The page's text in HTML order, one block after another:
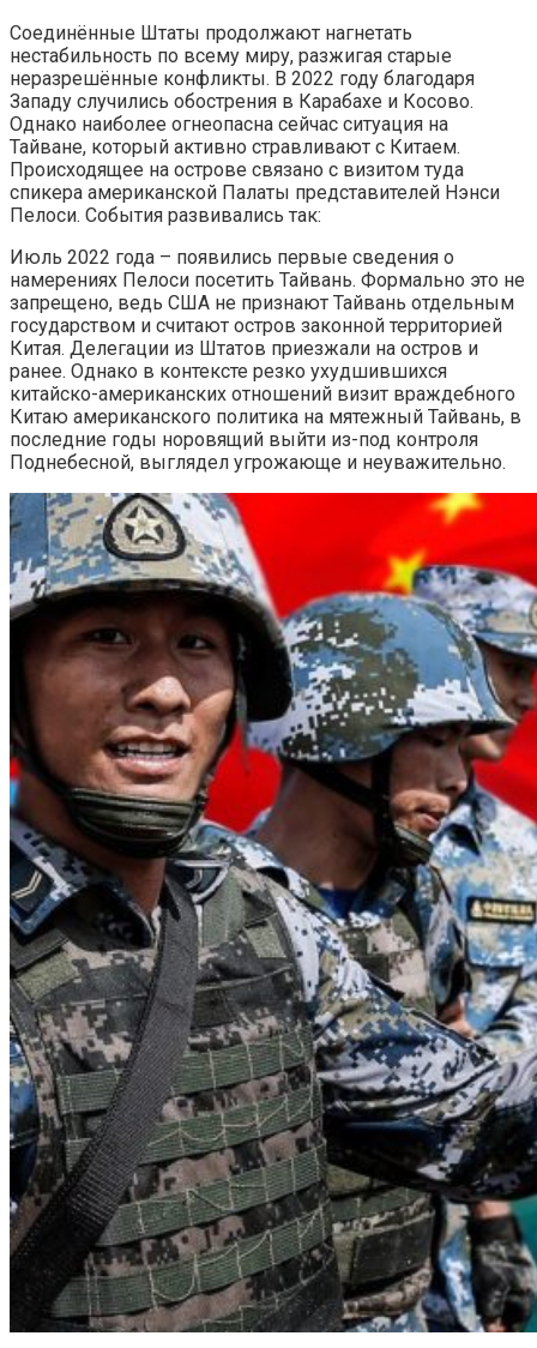
Соединённые Штаты продолжают нагнетать
нестабильность по всему миру, разжигая старые
неразрешённые конфликты. В 2022 году благодаря
Западу случились обострения в Карабахе и Косово.
Однако наиболее огнеопасна сейчас ситуация на
Тайване, который активно стравливают с Китаем.
Происходящее на острове связано с визитом туда
спикера американской Палаты представителей Нэнси
Пелоси. События развивались так:
Июль 2022 года – появились первые сведения о
намерениях Пелоси посетить Тайвань. Формально это не
запрещено, ведь США не признают Тайвань отдельным
государством и считают остров законной территорией
Китая. Делегации из Штатов приезжали на остров и
ранее. Однако в контексте резко ухудшившихся
китайско-американских отношений визит враждебного
Китаю американского политика на мятежный Тайвань, в
последние годы норовящий выйти из-под контроля
Поднебесной, выглядел угрожающе и неуважительно.